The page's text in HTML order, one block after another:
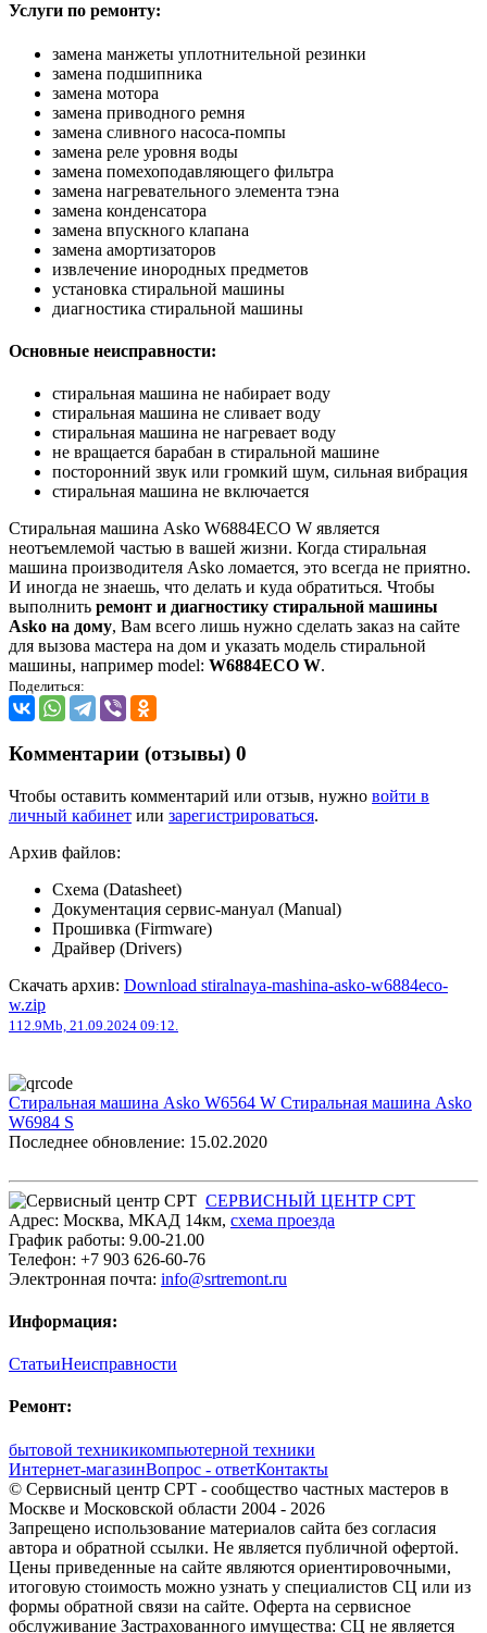
Услуги по ремонту:
замена манжеты уплотнительной резинки
замена подшипника
замена мотора
замена приводного ремня
замена сливного насоса-помпы
замена реле уровня воды
замена помехоподавляющего фильтра
замена нагревательного элемента тэна
замена конденсатора
замена впускного клапана
замена амортизаторов
извлечение инородных предметов
установка стиральной машины
диагностика стиральной машины
Основные неисправности:
стиральная машина не набирает воду
стиральная машина не сливает воду
стиральная машина не нагревает воду
не вращается барабан в стиральной машине
посторонний звук или громкий шум, сильная вибрация
стиральная машина не включается
Стиральная машина Asko W6884ECO W является
неотъемлемой частью в вашей жизни. Когда стиральная
машина производителя Asko ломается, это всегда не приятно.
И иногда не знаешь, что делать и куда обратиться. Чтобы
выполнить ремонт и диагностику стиральной машины
Asko на дому, Вам всего лишь нужно сделать заказ на сайте
для вызова мастера на дом и указать модель стиральной
машины, например model: W6884ECO W.
Поделиться:
Комментарии (отзывы) 0
Чтобы оставить комментарий или отзыв, нужно войти в
личный кабинет или зарегистрироваться.
Архив файлов:
Схема (Datasheet)
Документация сервис-мануал (Manual)
Прошивка (Firmware)
Драйвер (Drivers)
Скачать архив: Download stiralnaya-mashina-asko-w6884eco-
w.zip
112.9Mb, 21.09.2024 09:12.
Стиральная машина Asko W6564 W Стиральная машина Asko
W6984 S
Последнее обновление: 15.02.2020
СЕРВИСНЫЙ ЦЕНТР СРТ
Адрес: Москва, МКАД 14км, cхема проезда
График работы: 9.00-21.00
Телефон: +7 903 626-60-76
Электронная почта: info@srtremont.ru
Информация:
СтатьиНеисправности
Ремонт:
бытовой техникикомпьютерной техники
Интернет-магазинВопрос - ответКонтакты
© Сервисный центр СРТ - сообщество частных мастеров в
Москве и Московской области 2004 - 2026
Запрещено использование материалов сайта без согласия
автора и обратной ссылки. Не является публичной офертой.
Цены приведенные на сайте являются ориентировочными,
итоговую стоимость можно узнать у специалистов СЦ или из
формы обратной связи на сайте. Оферта на сервисное
обслуживание Застрахованного имущества: СЦ не является